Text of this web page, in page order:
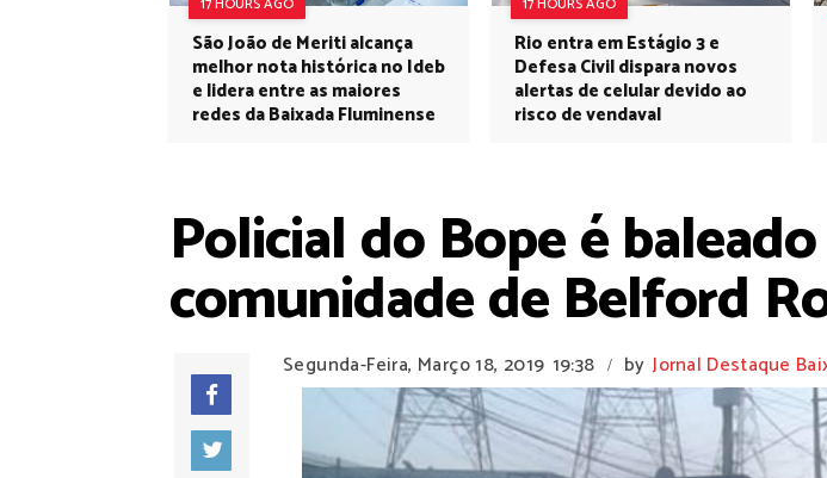
São João de Meriti alcança
melhor nota histórica no Ideb
e lidera entre as maiores
redes da Baixada Fluminense
Rio entra em Estágio 3 e
Defesa Civil dispara novos
alertas de celular devido ao
risco de vendaval
Policial do Bope é
comunidade de Belford
Segunda-Feira, Março 18, 2019 19:38 / by Jornal Destaque